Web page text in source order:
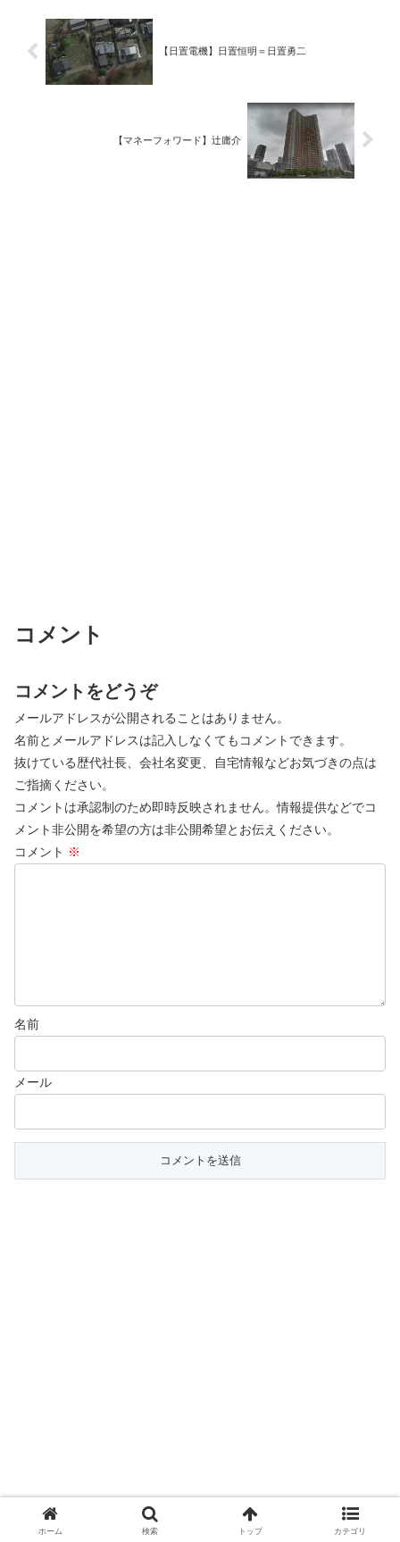
【日置電機】日置恒明＝日置勇二
【マネーフォワード】辻庸介
コメント
コメントをどうぞ
メールアドレスが公開されることはありません。
名前とメールアドレスは記入しなくてもコメントできます。
抜けている歴代社長、会社名変更、自宅情報などお気づきの点は
ご指摘ください。
コメントは承認制のため即時反映されません。情報提供などでコ
メント非公開を希望の方は非公開希望とお伝えください。
コメント ※
名前
メール
ホーム 検索 トップ カテゴリ